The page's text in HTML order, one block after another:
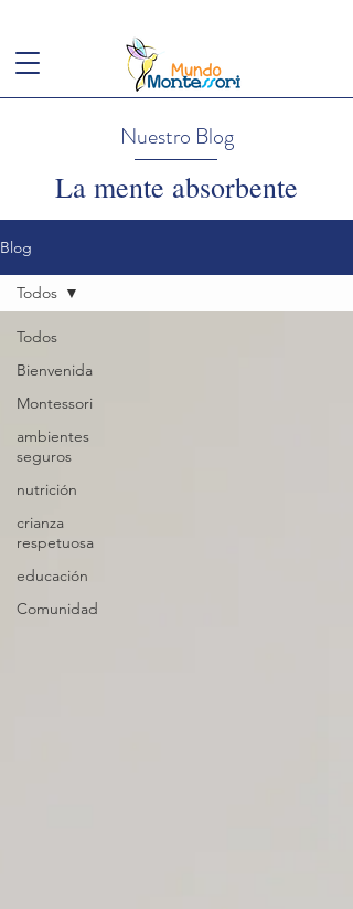
Nuestro Blog
La mente absorbente
Blog
Todos
Bienvenida
Montessori
ambientes
seguros
nutrición
crianza
respetuosa
educación
Comunidad
Todos